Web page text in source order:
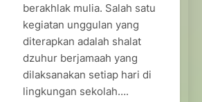
berakhlak mulia. Salah satu
kegiatan unggulan yang
diterapkan adalah shalat
dzuhur berjamaah yang
dilaksanakan setiap hari di
lingkungan sekolah….